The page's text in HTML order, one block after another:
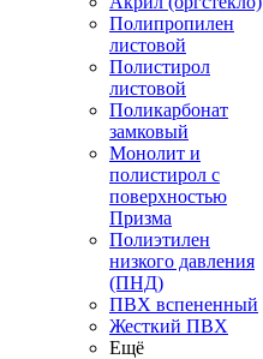
Полипропилен
листовой
Полистирол
листовой
Поликарбонат
замковый
Монолит и
полистирол с
поверхностью
Призма
Полиэтилен
низкого давления
(ПНД)
ПВХ вспененный
Жесткий ПВХ
Ещё